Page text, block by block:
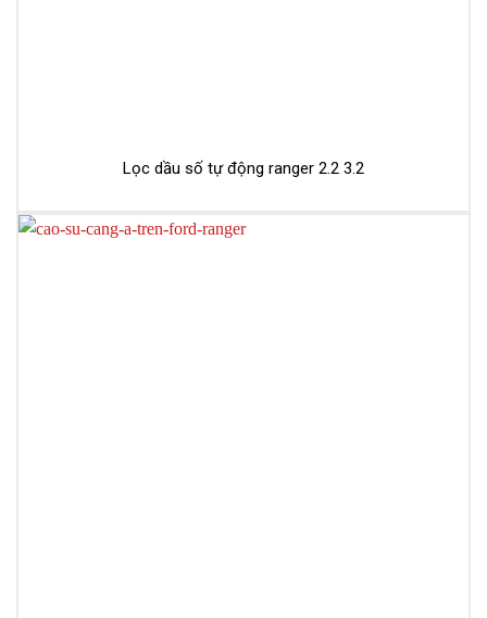
Lọc dầu số tự động ranger 2.2 3.2